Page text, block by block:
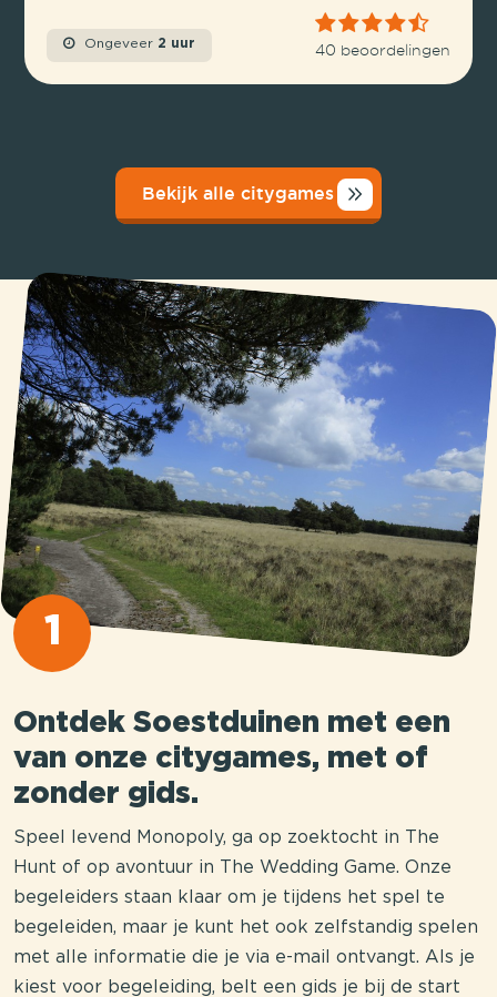
Ongeveer 2 uur 40 beoordelingen
Bekijk alle citygames
1
Ontdek Soestduinen met een
van onze citygames, met of
zonder gids.
Speel levend Monopoly, ga op zoektocht in The
Hunt of op avontuur in The Wedding Game. Onze
begeleiders staan klaar om je tijdens het spel te
begeleiden, maar je kunt het ook zelfstandig spelen
met alle informatie die je via e-mail ontvangt. Als je
kiest voor begeleiding, belt een gids je bij de start